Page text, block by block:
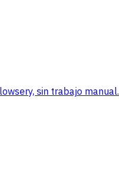
sin trabajo manual.